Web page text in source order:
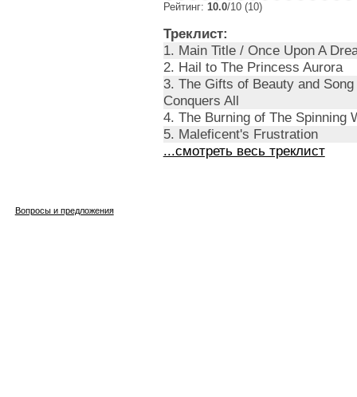
Рейтинг: 10.0/10 (10)
Треклист:
1. Main Title / Once Upon A
2. Hail to The Princess Aurora
3. The Gifts of Beauty and
Conquers All
4. The Burning of The Spinning
5. Maleficent's Frustration
...смотреть весь треклист
Вопросы и предложения